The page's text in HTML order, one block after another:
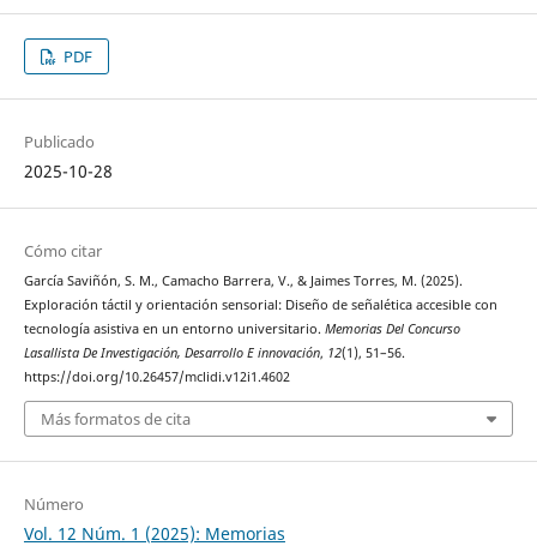
PDF
Publicado
2025-10-28
Cómo citar
García Saviñón, S. M., Camacho Barrera, V., & Jaimes Torres, M. (2025).
Exploración táctil y orientación sensorial: Diseño de señalética accesible con
tecnología asistiva en un entorno universitario. Memorias Del Concurso
Lasallista De Investigación, Desarrollo E innovación, 12(1), 51–56.
https://doi.org/10.26457/mclidi.v12i1.4602
Más formatos de cita
Número
Vol. 12 Núm. 1 (2025): Memorias